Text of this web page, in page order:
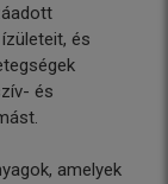
és
és
amelyek